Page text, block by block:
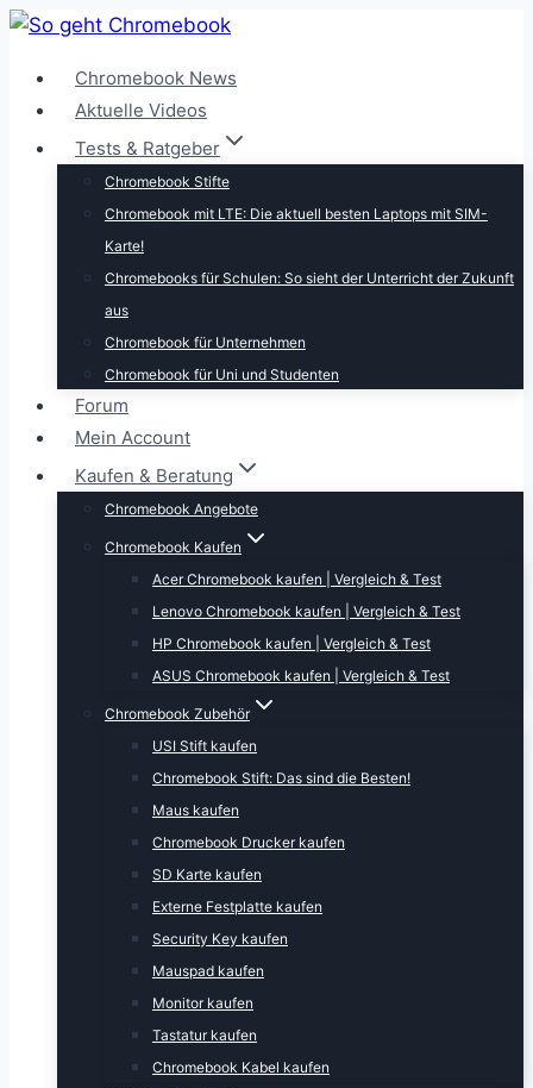
Zum
springenChromebook News
Aktuelle Videos
Tests & Ratgeber
Chromebook Stifte
Chromebook mit LTE: Die aktuell besten Laptops mit SIM-
Karte!
Chromebooks für Schulen: So sieht der Unterricht der Zukunft
aus
Chromebook für Unternehmen
Chromebook für Uni und Studenten
Forum
Mein Account
Kaufen & Beratung
Chromebook Angebote
Chromebook Kaufen
Acer Chromebook kaufen | Vergleich & Test
Lenovo Chromebook kaufen | Vergleich & Test
HP Chromebook kaufen | Vergleich & Test
ASUS Chromebook kaufen | Vergleich & Test
Chromebook Zubehör
USI Stift kaufen
Chromebook Stift: Das sind die Besten!
Maus kaufen
Chromebook Drucker kaufen
SD Karte kaufen
Externe Festplatte kaufen
Security Key kaufen
Mauspad kaufen
Monitor kaufen
Tastatur kaufen
Chromebook Kabel kaufen